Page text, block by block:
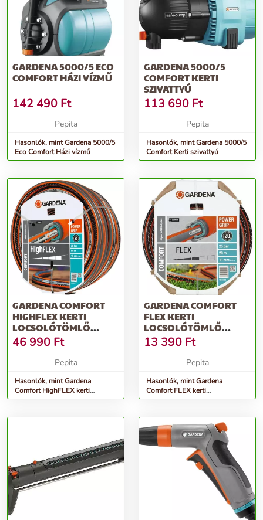
GARDENA 5000/5 ECO
COMFORT HÁZI VÍZMŰ
142 490 Ft
Pepita
Hasonlók, mint Gardena 5000/5
Eco Comfort Házi vízmű
GARDENA 5000/5
COMFORT KERTI
SZIVATTYÚ
113 690 Ft
Pepita
Hasonlók, mint Gardena 5000/5
Comfort Kerti szivattyú
GARDENA COMFORT
HIGHFLEX KERTI
LOCSOLÓTÖMLŐ
3/4&QUOT; 50 M
46 990 Ft
Pepita
Hasonlók, mint Gardena
Comfort HighFLEX kerti
Locsolótömlő 3/4&quot; 50 M
GARDENA COMFORT
FLEX KERTI
LOCSOLÓTÖMLŐ
1/2&QUOT; 20 M
13 390 Ft
Pepita
Hasonlók, mint Gardena
Comfort FLEX kerti
Locsolótömlő 1/2&quot; 20 M